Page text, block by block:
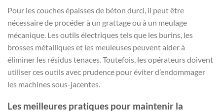
Pour les couches épaisses de béton durci, il peut être
nécessaire de procéder à un grattage ou à un meulage
mécanique. Les outils électriques tels que les burins, les
brosses métalliques et les meuleuses peuvent aider à
éliminer les résidus tenaces. Toutefois, les opérateurs doivent
utiliser ces outils avec prudence pour éviter d’endommager
les machines sous-jacentes.
Les meilleures pratiques pour maintenir la